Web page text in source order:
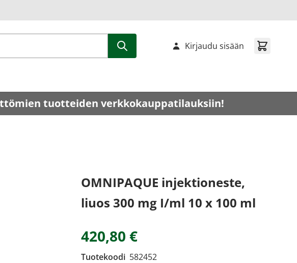
Kirjaudu sisään
tuotteiden verkkokauppatilauksiin!
OMNIPAQUE injektioneste,
liuos 300 mg I/ml 10 x 100 ml
420,80 €
Tuotekoodi 582452